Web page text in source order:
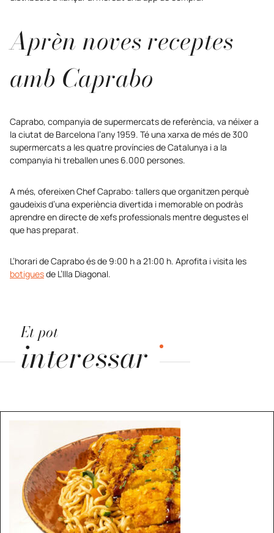
Aprèn noves receptes
amb Caprabo
Caprabo, companyia de supermercats de referència, va néixer a
la ciutat de Barcelona l’any 1959. Té una xarxa de més de 300
supermercats a les quatre províncies de Catalunya i a la
companyia hi treballen unes 6.000 persones.
A més, ofereixen Chef Caprabo: tallers que organitzen perquè
gaudeixis d’una experiència divertida i memorable on podràs
aprendre en directe de xefs professionals mentre degustes el
que has preparat.
L’horari de Caprabo és de 9:00 h a 21:00 h. Aprofita i visita les
botiguesde L’Illa Diagonal.
Et pot
interessar